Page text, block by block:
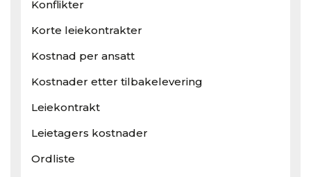
Konflikter
Korte leiekontrakter
Kostnad per ansatt
Kostnader etter tilbakelevering
Leiekontrakt
Leietagers kostnader
Ordliste